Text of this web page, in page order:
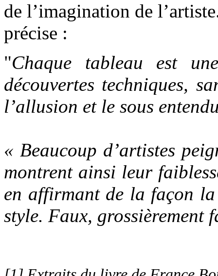
de l’imagination de
précise :
"Chaque tableau est
découvertes techniques,
l’allusion et le sous
« Beaucoup d’artistes
montrent ainsi leur
en affirmant de la façon
style. Faux, grossièrement